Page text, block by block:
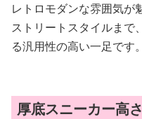
レトロモダンな雰囲気が
ストリートスタイルまで
る汎用性の高い一足です。
厚底スニーカー高